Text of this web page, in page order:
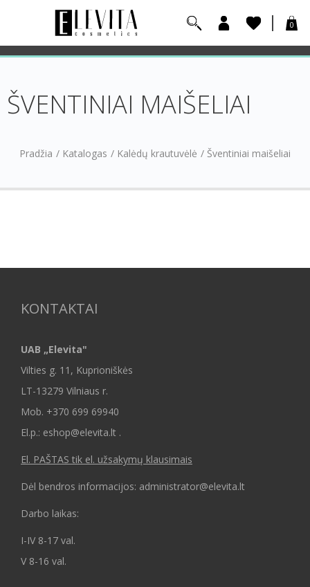
0
ŠVENTINIAI MAIŠELIAI
Pradžia / Katalogas / Kalėdų krautuvėlė / Šventiniai maišeliai
KONTAKTAI
UAB „Elevita"
Vilties g. 11, Kuprioniškės
LT-13279 Vilniaus r.
Mob. +370 699 69940
El.p.: eshop@elevita.lt .
El. PAŠTAS tik el. užsakymų klausimais
Dėl bendros informacijos: administrator@elevita.lt
Darbo laikas:
I-IV 8-17 val.
V 8-16 val.